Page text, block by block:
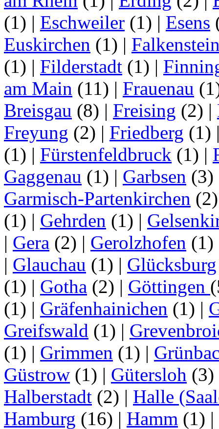
(1) | Eschweiler (1) | Esens
Euskirchen (1) |
(1) | Filderstadt (1) |
am Main (11) | Frauenau
Breisgau (8) | Freising (2) |
Freyung (2) | Friedberg (1)
(1) | Fürstenfeldbruck (1) |
Gaggenau (1) | Garbsen (3)
Garmisch-Partenkirchen
(1) | Gehrden (1) |
| Gera (2) | Gerolzhofen (1)
| Glauchau (1) | Glücksburg
(1) | Gotha (2) | Göttingen
(1) | Gräfenhainichen (1) |
Greifswald (1) |
(1) | Grimmen (1) |
Güstrow (1) | Gütersloh (3)
Halberstadt (2) | Halle
Hamburg (16) | Hamm (1) |